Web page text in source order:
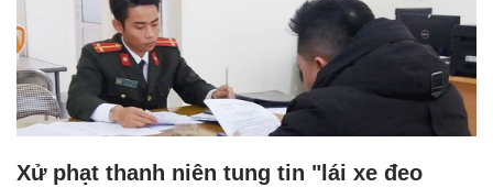
Xử phạt thanh niên tung tin "lái xe đeo